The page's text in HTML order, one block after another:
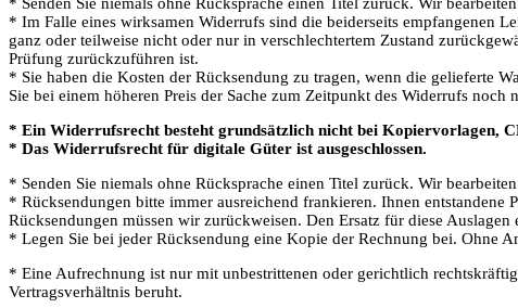
* Senden Sie niemals ohne Rücksprache einen Titel zurück. Wir
* Im Falle eines wirksamen Widerrufs sind die beiderseits empfangenen
ganz oder teilweise nicht oder nur in verschlechtertem Zustand
Prüfung zurückzuführen ist.
* Sie haben die Kosten der Rücksendung zu tragen, wenn die gelieferte
Sie bei einem höheren Preis der Sache zum Zeitpunkt des Widerrufs
* Ein Widerrufsrecht besteht grundsätzlich nicht bei Kopiervorlagen,
* Das Widerrufsrecht für digitale Güter ist ausgeschlossen.
* Senden Sie niemals ohne Rücksprache einen Titel zurück. Wir
* Rücksendungen bitte immer ausreichend frankieren. Ihnen
Rücksendungen müssen wir zurückweisen. Den Ersatz für diese Auslagen
* Legen Sie bei jeder Rücksendung eine Kopie der Rechnung bei. Ohne
* Eine Aufrechnung ist nur mit unbestrittenen oder gerichtlich
Vertragsverhältnis beruht.